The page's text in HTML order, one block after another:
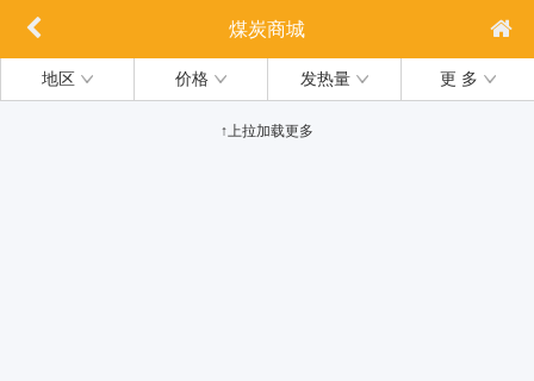
煤炭商城
地区 价格 发热量 更 多
↑上拉加载更多